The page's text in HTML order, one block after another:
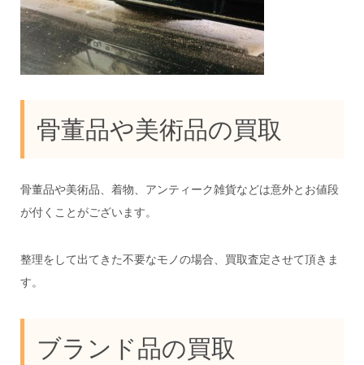
骨董品や美術品の買取
骨董品や美術品、着物、アンティーク雑貨などは意外とお値段
が付くことがございます。
整理をして出てきた不要なモノの場合、買取査定させて頂きま
す。
ブランド品の買取